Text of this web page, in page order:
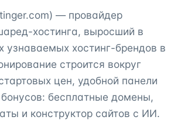
— провайдер
хостинга, выросший в
узнаваемых хостинг-брендов в
строится вокруг
цен, удобной панели
бесплатные домены,
и конструктор сайтов с ИИ.